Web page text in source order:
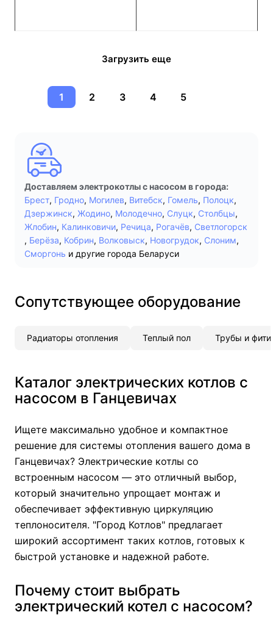
Загрузить еще
1 2 3 4 5
Доставляем электрокотлы с насосом в города:
Брест, Гродно, Могилев, Витебск, Гомель, Полоцк,
Дзержинск, Жодино, Молодечно, Слуцк, Столбцы,
Жлобин, Калинковичи, Речица, Рогачёв, Светлогорск
, Берёза, Кобрин, Волковыск, Новогрудок, Слоним,
Сморгонь и другие города Беларуси
Сопутствующее оборудование
Радиаторы отопления Теплый пол Трубы и
Каталог электрических котлов с
насосом в Ганцевичах
Ищете максимально удобное и компактное
решение для системы отопления вашего дома в
Ганцевичах? Электрические котлы со
встроенным насосом — это отличный выбор,
который значительно упрощает монтаж и
обеспечивает эффективную циркуляцию
теплоносителя. "Город Котлов" предлагает
широкий ассортимент таких котлов, готовых к
быстрой установке и надежной работе.
Почему стоит выбрать
электрический котел с насосом?